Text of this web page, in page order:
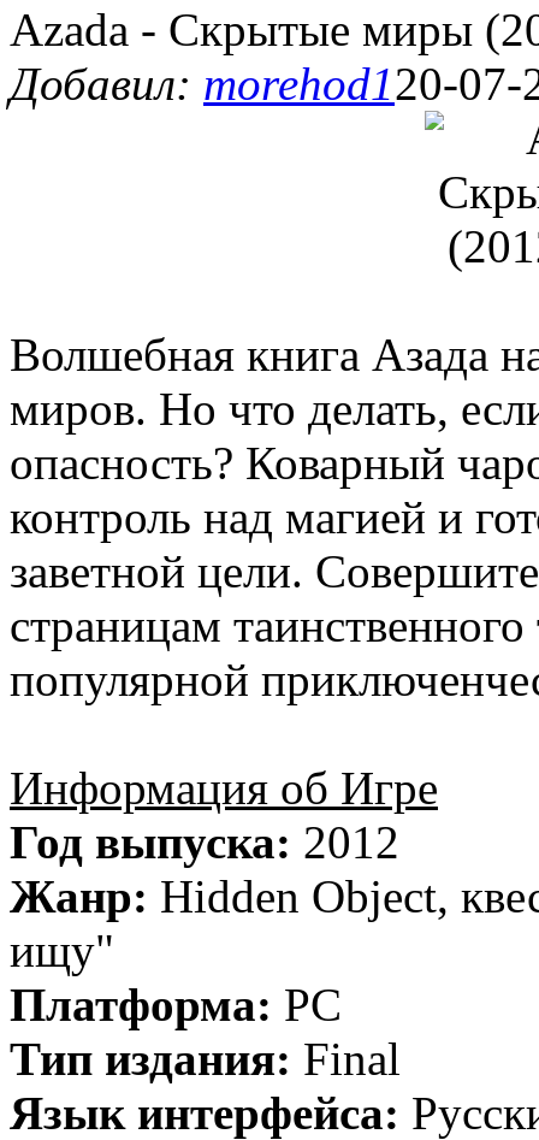
Azada - Скрытые миры
Добавил: morehod120-07-
Волшебная книга Азада
миров. Но что делать,
опасность? Коварный
контроль над магией и
заветной цели.
страницам
популярной
Информация об Игре
Год выпуска: 2012
Жанр: Hidden Object,
ищу"
Платформа: PC
Тип издания: Final
Язык интерфейса: